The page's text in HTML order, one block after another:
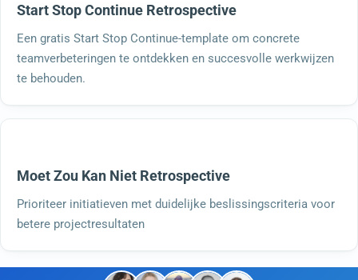
Start Stop Continue Retrospective
Een gratis Start Stop Continue-template om concrete
teamverbeteringen te ontdekken en succesvolle werkwijzen
te behouden.
Moet Zou Kan Niet Retrospective
Prioriteer initiatieven met duidelijke beslissingscriteria voor
betere projectresultaten